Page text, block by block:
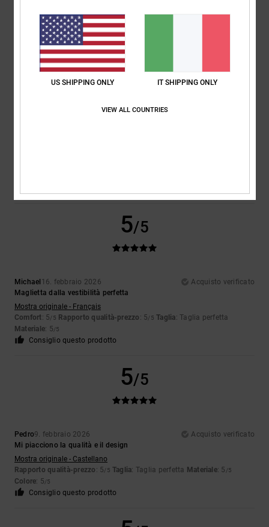
Mostra originale - Castellano
Comfort: 4/5 Rapporto qualità-prezzo
Materiale: 4/5 Colore: 4/5
5 /5
5/5
Michael 16. febbraio 2026
Acquisto verificato
Maglietta dalla vestibilità perfetta
Mostra originale - Français
Comfort: 5/5 Rapporto qualità-prezzo : 5/5 Taglia: Taglia perfetta
Materiale: 5/5
Consiglio questo prodotto
5/5
Pedro9. febbraio 2026
Acquisto verificato
Mi piacciono la qualità e il design
Mostra originale - Castellano
Rapporto qualità-prezzo : 5/5 Taglia: Taglia perfetta Materiale: 5 /5
Colore: 5/5
Consiglio questo prodotto
US SHIPPING ONLY IT SHIPPING ONLY
VIEW ALL COUNTRIES